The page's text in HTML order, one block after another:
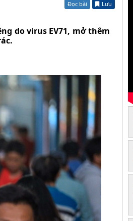
Đọc bài Lưu
do virus EV71, mở thêm